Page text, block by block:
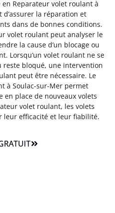
Reparateur volet roulant à
la réparation et
dans de bonnes conditions.
volet roulant peut analyser le
la cause d’un blocage ou
Lorsqu’un volet roulant ne se
bloqué, une intervention
peut être nécessaire. Le
à Soulac-sur-Mer permet
en place de nouveaux volets
volet roulant, les volets
leur efficacité et leur fiabilité.